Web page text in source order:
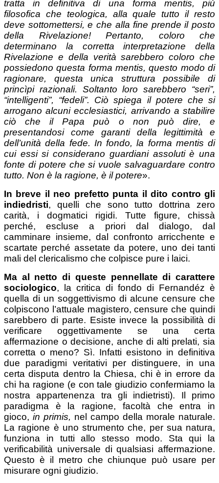
tratta in definitiva di una forma mentis, più
filosofica che teologica, alla quale tutto il resto
deve sottomettersi, e che alla fine prende il posto
della Rivelazione! Pertanto, coloro che
determinano la corretta interpretazione della
Rivelazione e della verità sarebbero coloro che
possiedono questa forma mentis, questo modo di
ragionare, questa unica struttura possibile di
princìpi razionali. Soltanto loro sarebbero “seri”,
“intelligenti”, “fedeli”. Ciò spiega il potere che si
arrogano alcuni ecclesiastici, arrivando a stabilire
ciò che il Papa può o non può dire, e
presentandosi come garanti della legittimità e
dell’unità della fede. In fondo, la forma mentis di
cui essi si considerano guardiani assoluti è una
fonte di potere che si vuole salvaguardare contro
tutto. Non è la ragione, è il potere».
In breve il neo prefetto punta il dito contro gli
indiedristi, quelli che sono tutto dottrina zero
carità, i dogmatici rigidi. Tutte figure, chissà
perché, escluse a priori dal dialogo, dal
camminare insieme, dal confronto arricchente e
scartate perché assetate da potere, uno dei tanti
mali del clericalismo che colpisce pure i laici.
Ma al netto di queste pennellate di carattere
sociologico, la critica di fondo di Fernandéz è
quella di un soggettivismo di alcune censure che
colpiscono l’attuale magistero, censure che quindi
sarebbero di parte. Esiste invece la possibilità di
verificare oggettivamente se una certa
affermazione o decisione, anche di alti prelati, sia
corretta o meno? Sì. Infatti esistono in definitiva
due paradigmi veritativi per distinguere, in una
certa disputa dentro la Chiesa, chi è in errore da
chi ha ragione (e con tale giudizio confermiamo la
nostra appartenenza tra gli indietristi). Il primo
paradigma è la ragione, facoltà che entra in
gioco, in primis, nel campo della morale naturale.
La ragione è uno strumento che, per sua natura,
funziona in tutti allo stesso modo. Sta qui la
verificabilità universale di qualsiasi affermazione.
Questo è il metro che chiunque può usare per
misurare ogni giudizio.